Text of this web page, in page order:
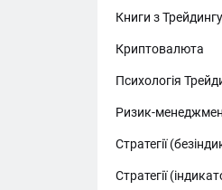
Книги з Трейдингу
Криптовалюта
Психологія
Ризик-
Стратегії
Стратегії